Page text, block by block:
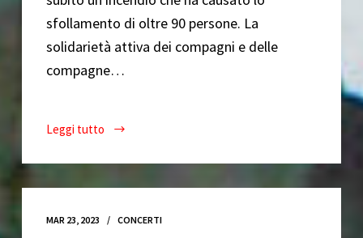
sfollamento di oltre 90 persone. La
solidarietà attiva dei compagni e delle
compagne…
Leggi tutto
1
San
MAR 23, 2023 CONCERTI